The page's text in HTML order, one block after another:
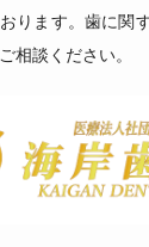
ります。歯に関
相談ください。